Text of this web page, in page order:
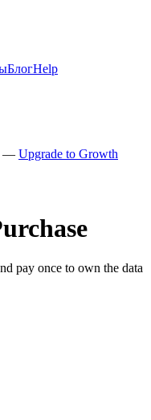
БлогHelp
— Upgrade to Growth
pay once to own the data